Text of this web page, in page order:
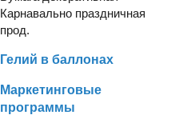
Карнавально праздничная
прод.
Гелий в баллонах
Маркетинговые
программы